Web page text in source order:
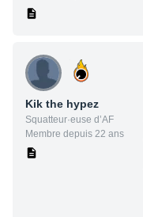
Kik the hypez
Squatteur·euse d’AF
Membre depuis 22 ans